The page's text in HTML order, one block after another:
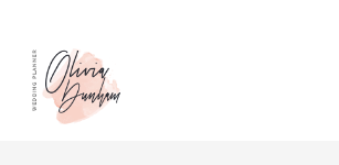
contenido